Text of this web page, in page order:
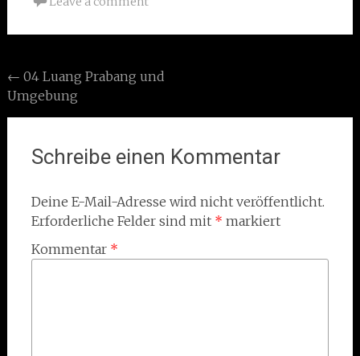
Post
navigation
← 04 Luang Prabang und
Umgebung
Schreibe einen Kommentar
Deine E-Mail-Adresse wird nicht veröffentlicht.
Erforderliche Felder sind mit * markiert
Kommentar *